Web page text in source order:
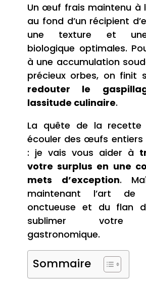
Un œuf frais maintenu à
au fond d’un récipient
une texture et
biologique optimales.
à une accumulation
précieux orbes, on finit
redouter le
lassitude culinaire.
La quête de la recette
écouler des œufs entiers
: je vais vous aider à
votre surplus en une
mets d’exception.
maintenant l’art de
onctueuse et du flan
sublimer votre
gastronomique.
Sommaire